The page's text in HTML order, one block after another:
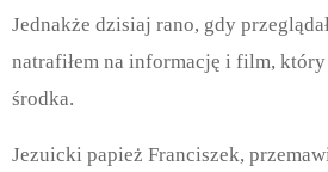
Jednakże dzisiaj rano, gdy
natrafiłem na informację i film, który
środka.
Jezuicki papież Franciszek,